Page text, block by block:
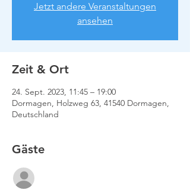
Jetzt andere Veranstaltungen
ansehen
Zeit & Ort
24. Sept. 2023, 11:45 – 19:00
Dormagen, Holzweg 63, 41540 Dormagen,
Deutschland
Gäste